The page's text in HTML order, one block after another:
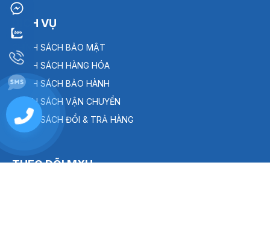
DỊCH VỤ
CHÍNH SÁCH BẢO MẬT
CHÍNH SÁCH HÀNG HÓA
CHÍNH SÁCH BẢO HÀNH
CHÍNH SÁCH VẬN CHUYỂN
CHÍNH SÁCH ĐỔI & TRẢ HÀNG
THEO DÕI MXH
0909
238